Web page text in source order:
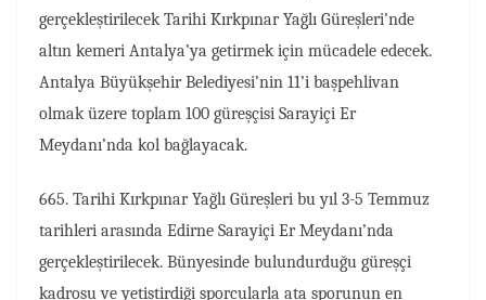
gerçekleştirilecek Tarihi Kırkpınar Yağlı Güreşleri’nde
altın kemeri Antalya’ya getirmek için mücadele edecek.
Antalya Büyükşehir Belediyesi’nin 11’i başpehlivan
olmak üzere toplam 100 güreşçisi Sarayiçi Er
Meydanı’nda kol bağlayacak.
665. Tarihi Kırkpınar Yağlı Güreşleri bu yıl 3-5 Temmuz
tarihleri arasında Edirne Sarayiçi Er Meydanı’nda
gerçekleştirilecek. Bünyesinde bulundurduğu güreşçi
kadrosu ve yetiştirdiği sporcularla ata sporunun en